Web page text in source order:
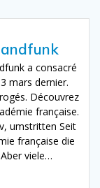
a consacré
mars dernier.
Découvrez
française.
umstritten Seit
française die
viele…